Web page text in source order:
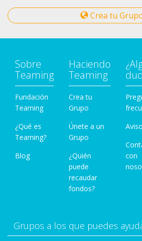
Crea tu
Sobre
Teaming
Fundación
Teaming
¿Qué es
Teaming?
Blog
Haciendo
Teaming
Crea tu
Grupo
Únete a un
Grupo
¿Quién
puede
recaudar
fondos?
con
Grupos a los que puedes